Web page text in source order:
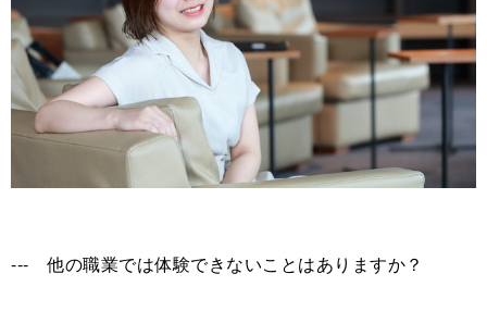
--- 他の職業では体験できないことはありますか？